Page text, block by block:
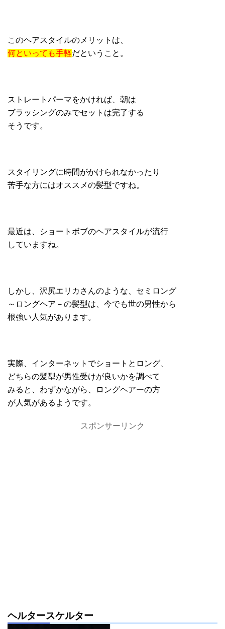
このヘアスタイルのメリットは、
何といっても手軽だということ。
ストレートパーマをかければ、朝は
ブラッシングのみでセットは完了する
そうです。
スタイリングに時間がかけられなかったり
苦手な方にはオススメの髪型ですね。
最近は、ショートボブのヘアスタイルが流行
していますね。
しかし、沢尻エリカさんのような、セミロング
～ロングヘア－の髪型は、今でも世の男性から
根強い人気があります。
実際、インターネットでショートとロング、
どちらの髪型が男性受けが良いかを調べて
みると、わずかながら、ロングヘアーの方
が人気があるようです。
スポンサーリンク
ヘルタースケルター